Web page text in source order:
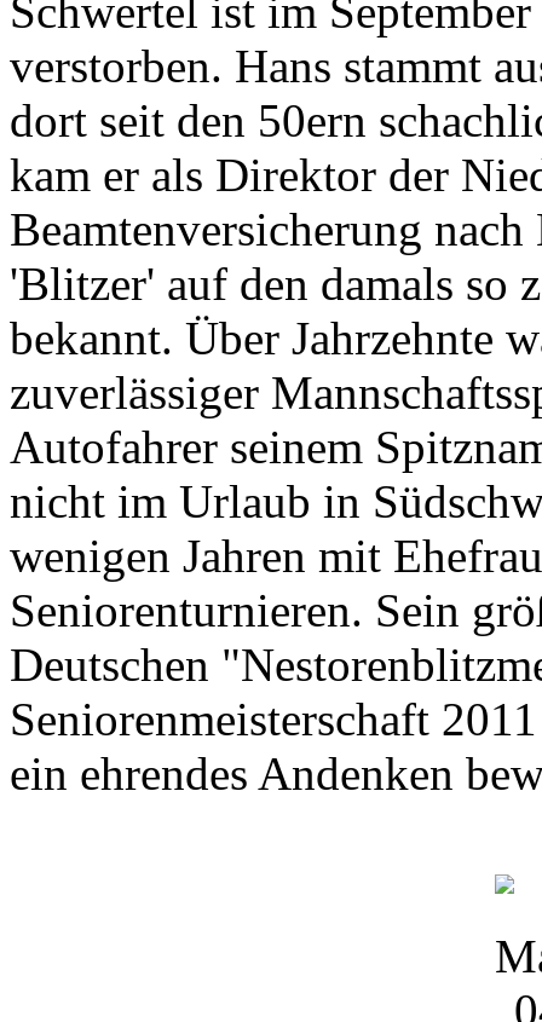
Schwertel ist im
verstorben. Hans stammt
dort seit den 50ern
kam er als Direktor der
Beamtenversicherung
'Blitzer' auf den damals so
bekannt. Über Jahrzehnte
zuverlässiger
Autofahrer seinem
nicht im Urlaub in
wenigen Jahren mit
Seniorenturnieren. Sein
Deutschen
Seniorenmeisterschaft
ein ehrendes Andenken